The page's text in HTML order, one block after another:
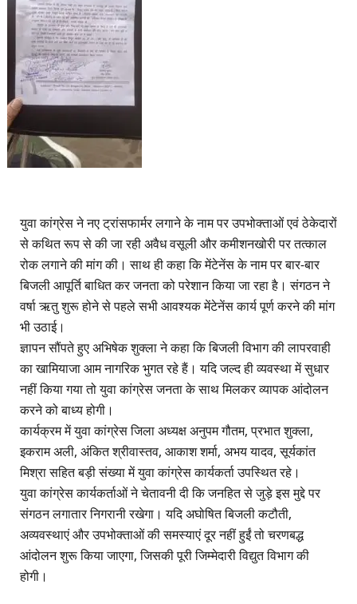
युवा कांग्रेस ने नए ट्रांसफार्मर लगाने के नाम पर उपभोक्ताओं एवं ठेकेदारों
से कथित रूप से की जा रही अवैध वसूली और कमीशनखोरी पर तत्काल
रोक लगाने की मांग की। साथ ही कहा कि मेंटेनेंस के नाम पर बार-बार
बिजली आपूर्ति बाधित कर जनता को परेशान किया जा रहा है। संगठन ने
वर्षा ऋतु शुरू होने से पहले सभी आवश्यक मेंटेनेंस कार्य पूर्ण करने की मांग
भी उठाई।
ज्ञापन सौंपते हुए अभिषेक शुक्ला ने कहा कि बिजली विभाग की लापरवाही
का खामियाजा आम नागरिक भुगत रहे हैं। यदि जल्द ही व्यवस्था में सुधार
नहीं किया गया तो युवा कांग्रेस जनता के साथ मिलकर व्यापक आंदोलन
करने को बाध्य होगी।
कार्यक्रम में युवा कांग्रेस जिला अध्यक्ष अनुपम गौतम, प्रभात शुक्ला,
इकराम अली, अंकित श्रीवास्तव, आकाश शर्मा, अभय यादव, सूर्यकांत
मिश्रा सहित बड़ी संख्या में युवा कांग्रेस कार्यकर्ता उपस्थित रहे।
युवा कांग्रेस कार्यकर्ताओं ने चेतावनी दी कि जनहित से जुड़े इस मुद्दे पर
संगठन लगातार निगरानी रखेगा। यदि अघोषित बिजली कटौती,
अव्यवस्थाएं और उपभोक्ताओं की समस्याएं दूर नहीं हुईं तो चरणबद्ध
आंदोलन शुरू किया जाएगा, जिसकी पूरी जिम्मेदारी विद्युत विभाग की
होगी।